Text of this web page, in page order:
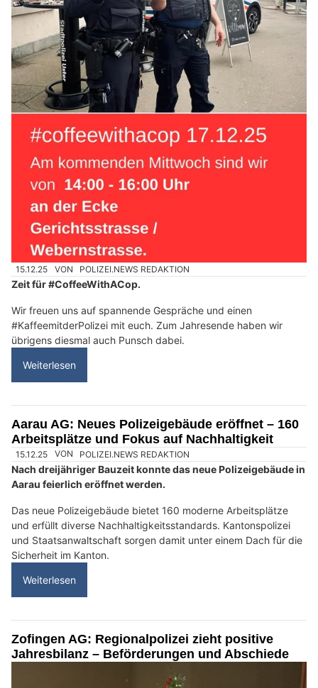
15.12.25 VON POLIZEI.NEWS REDAKTION
Zeit für #CoffeeWithACop.
Wir freuen uns auf spannende Gespräche und einen
#KaffeemitderPolizei mit euch. Zum Jahresende haben wir
übrigens diesmal auch Punsch dabei.
Weiterlesen
Aarau AG: Neues Polizeigebäude eröffnet – 160
Arbeitsplätze und Fokus auf Nachhaltigkeit
15.12.25 VON POLIZEI.NEWS REDAKTION
Nach dreijähriger Bauzeit konnte das neue Polizeigebäude in
Aarau feierlich eröffnet werden.
Das neue Polizeigebäude bietet 160 moderne Arbeitsplätze
und erfüllt diverse Nachhaltigkeitsstandards. Kantonspolizei
und Staatsanwaltschaft sorgen damit unter einem Dach für die
Sicherheit im Kanton.
Weiterlesen
Zofingen AG: Regionalpolizei zieht positive
Jahresbilanz – Beförderungen und Abschiede